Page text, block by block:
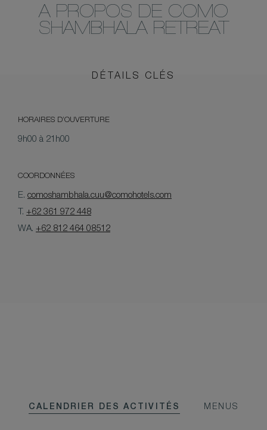
A PROPOS DE COMO
SHAMBHALA RETREAT
DÉTAILS CLÉS
HORAIRES D’OUVERTURE
9h00 à 21h00
COORDONNÉES
E. comoshambhala.cuu@comohotels.com
T. +62 361 972 448
WA. +62 812 464 08512
CALENDRIER DES ACTIVITÉS MENUS